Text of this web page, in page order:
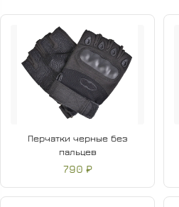
Перчатки черные без
пальцев
790 ₽